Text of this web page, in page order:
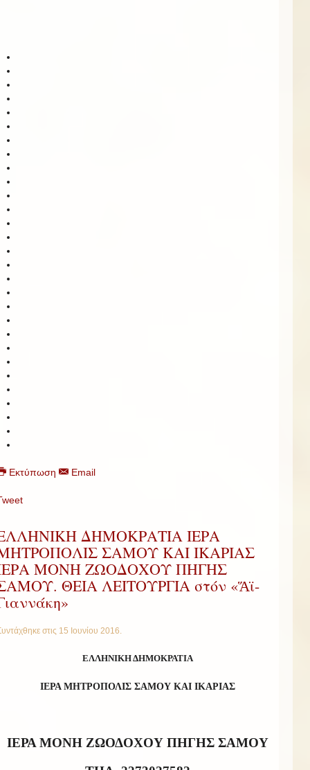
Εκτύπωση Email
ΔΗΜΟΚΡΑΤΙΑ ΙΕΡΑ
ΣΑΜΟΥ ΚΑΙ ΙΚΑΡΙΑΣ 
ΜΟΝΗ ΖΩΟΔΟΧΟΥ ΠΗΓΗΣ
ΘΕΙΑ ΛΕΙΤΟΥΡΓΙΑ στόν «Ἅϊ-
στις 15 Ιουνίου 2016.
ΕΛΛΗΝΙΚΗ ΔΗΜΟΚΡΑΤΙΑ
ΙΕΡΑ ΜΗΤΡΟΠΟΛΙΣ ΣΑΜΟΥ ΚΑΙ ΙΚΑΡΙΑΣ
ΙΕΡΑ ΜΟΝΗ ΖΩΟΔΟΧΟΥ ΠΗΓΗΣ ΣΑΜΟΥ